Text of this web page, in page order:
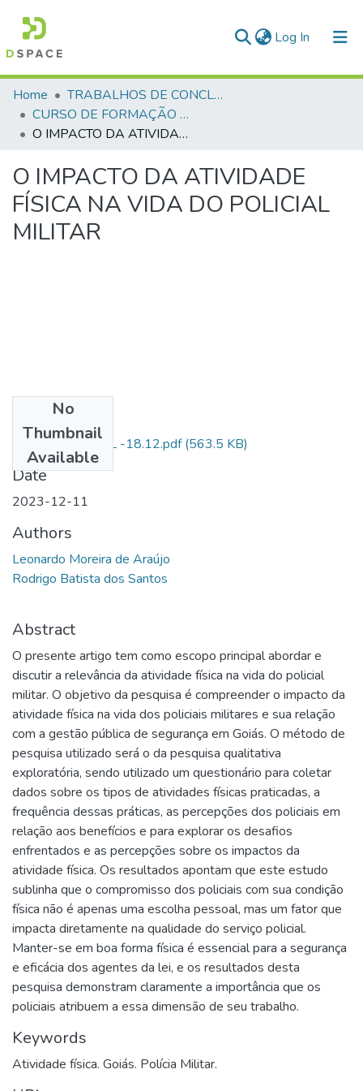
Log In (current)
Communities & Collections
All of DSpace
Home
TRABALHOS DE CONCLUSÃO DE CURSO - CFP (CURSO DE FORMAÇÃO DE PRAÇAS)
CURSO DE FORMAÇÃO DE PRAÇAS - CFP - 2023
O IMPACTO DA ATIVIDADE FÍSICA NA VIDA DO POLICIAL MILITAR
O IMPACTO DA ATIVIDADE
FÍSICA NA VIDA DO POLICIAL
MILITAR
No
Thumbnail
Available
DEPÓSITO FINAL -18.12.pdf(563.5 KB)
Date
2023-12-11
Authors
Leonardo Moreira de Araújo
Rodrigo Batista dos Santos
Abstract
O presente artigo tem como escopo principal abordar e
discutir a relevância da atividade física na vida do policial
militar. O objetivo da pesquisa é compreender o impacto da
atividade física na vida dos policiais militares e sua relação
com a gestão pública de segurança em Goiás. O método de
pesquisa utilizado será o da pesquisa qualitativa
exploratória, sendo utilizado um questionário para coletar
dados sobre os tipos de atividades físicas praticadas, a
frequência dessas práticas, as percepções dos policiais em
relação aos benefícios e para explorar os desafios
enfrentados e as percepções sobre os impactos da
atividade física. Os resultados apontam que este estudo
sublinha que o compromisso dos policiais com sua condição
física não é apenas uma escolha pessoal, mas um fator que
impacta diretamente na qualidade do serviço policial.
Manter-se em boa forma física é essencial para a segurança
e eficácia dos agentes da lei, e os resultados desta
pesquisa demonstram claramente a importância que os
policiais atribuem a essa dimensão de seu trabalho.
Keywords
Atividade física. Goiás. Polícia Militar.